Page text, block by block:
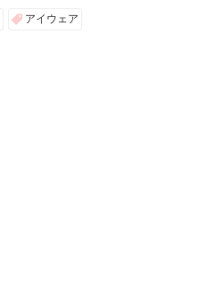
アイウェア